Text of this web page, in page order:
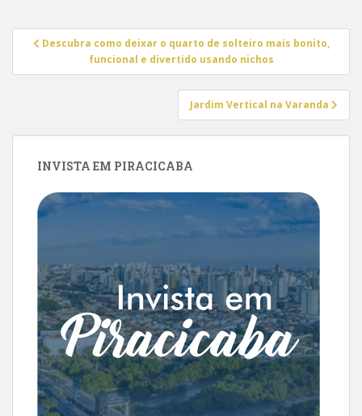
Navegação
Post
Descubra como deixar o quarto de solteiro mais bonito,
funcional e divertido usando nichos
Jardim Vertical na Varanda
INVISTA EM PIRACICABA